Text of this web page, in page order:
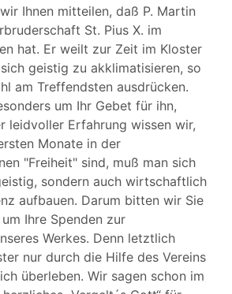
Ihnen mitteilen, daß P. Martin
St. Pius X. im
hat. Er weilt zur Zeit im Kloster
geistig zu akklimatisieren, so
am Treffendsten ausdrücken.
um Ihr Gebet für ihn,
leidvoller Erfahrung wissen wir,
Monate in der
"Freiheit" sind, muß man sich
sondern auch wirtschaftlich
aufbauen. Darum bitten wir Sie
Ihre Spenden zur
Werkes. Denn letztlich
nur durch die Hilfe des Vereins
überleben. Wir sagen schon im